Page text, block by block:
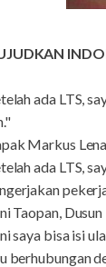
ada LTS,
Markus
ada LTS,
Taopan,
saya bisa isi
berhubungan